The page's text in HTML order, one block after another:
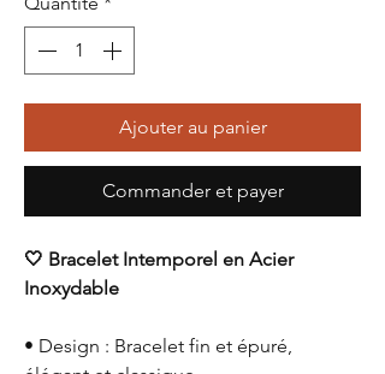
Ajouter au panier
Commander et payer
🤍 Bracelet Intemporel en Acier
Inoxydable
• Design : Bracelet fin et épuré,